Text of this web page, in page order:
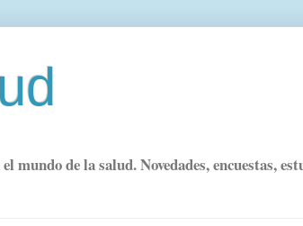
de la salud. Novedades, encuestas,